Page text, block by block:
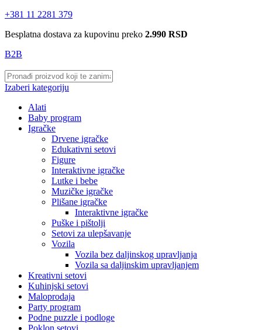
+381 11 2281 379
Besplatna dostava za kupovinu preko 2.990 RSD
B2B
Izaberi kategoriju
Alati
Baby program
Igračke
Drvene igračke
Edukativni setovi
Figure
Interaktivne igračke
Lutke i bebe
Muzičke igračke
Plišane igračke
Interaktivne igračke
Puške i pištolji
Setovi za ulepšavanje
Vozila
Vozila bez daljinskog upravljanja
Vozila sa daljinskim upravljanjem
Kreativni setovi
Kuhinjski setovi
Maloprodaja
Party program
Podne puzzle i podloge
Poklon setovi